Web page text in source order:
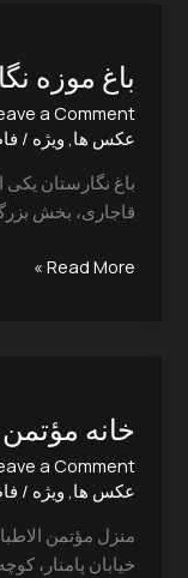
باغ موزه
a Comment
عکس ها ویژه /
باغ نگارستان یکی
قاجاری، بخش
نگارستان
Read More »
خانه مؤتمن
a Comment
عکس ها ویژه /
منزل مؤتمن
خیابان پامنار،
الاطباء